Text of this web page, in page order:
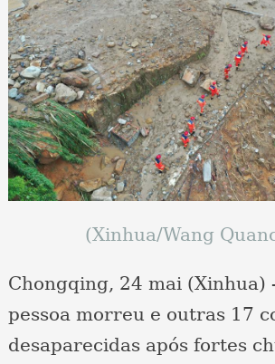
(Xinhua/Wang
Chongqing, 24 mai (Xinhua)
pessoa morreu e outras 17
desaparecidas após fortes